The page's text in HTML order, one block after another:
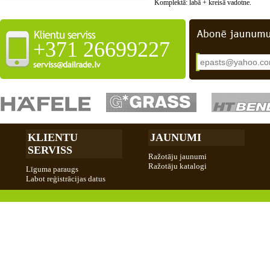
Komplektā: labā + kreisā vadotne.
+371 26699227
KLIENTU
SERVISS
Līguma paraugs
Labot reģistrācijas datus
JAUNUMI
Ražotāju jaunumi
Ražotāju katalogi